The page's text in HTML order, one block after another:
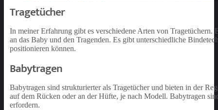
Tragetücher
In meiner Erfahrung gibt es verschiedene Arten von
an das Baby und den Tragenden. Es gibt unterschiedliche
positionieren können.
Babytragen
Babytragen sind strukturierter als Tragetücher und bieten in der
auf dem Rücken oder an der Hüfte, je nach Modell. Babytragen
erfordern.